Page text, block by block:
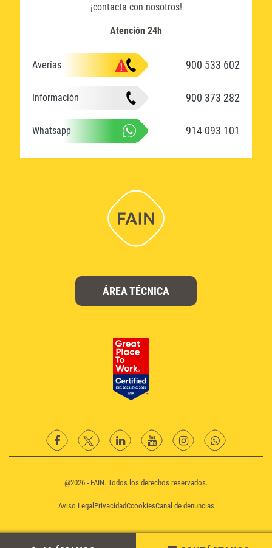
¡contacta con nosotros!
Atención 24h
Averías 900 533 602
Información 900 373 282
Whatsapp 914 093 101
ÁREA TÉCNICA
facebooktwitter LinkedinYouTubeinstagramWhatsapp
@2026 - FAIN. Todos los derechos reservados.
Aviso LegalPrivacidadCcookiesCanal de denuncias